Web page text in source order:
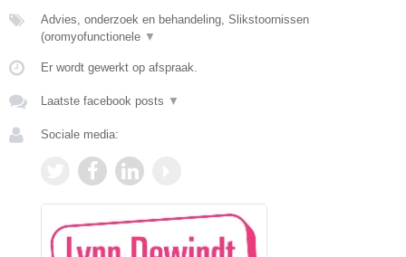
Advies, onderzoek en behandeling, Slikstoornissen
(oromyofunctionele ▼
Er wordt gewerkt op afspraak.
Laatste facebook posts ▼
Sociale media: